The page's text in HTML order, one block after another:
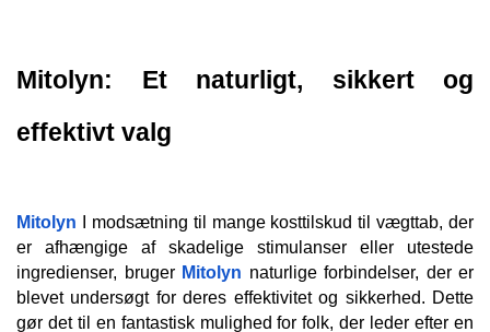
Mitolyn: Et naturligt, sikkert og
effektivt valg
Mitolyn I modsætning til mange kosttilskud til vægttab, der
er afhængige af skadelige stimulanser eller utestede
ingredienser, bruger Mitolyn naturlige forbindelser, der er
blevet undersøgt for deres effektivitet og sikkerhed. Dette
gør det til en fantastisk mulighed for folk, der leder efter en